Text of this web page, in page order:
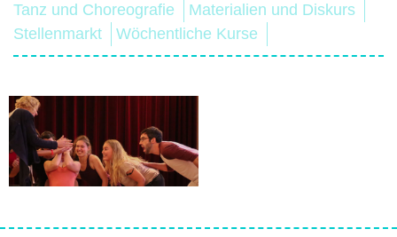
Tanz und Choreografie
Materialien und Diskurs
Stellenmarkt
Wöchentliche Kurse